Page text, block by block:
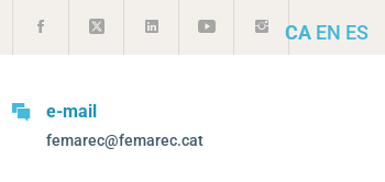
selecciorrhh@femarec.cat
CA EN ES